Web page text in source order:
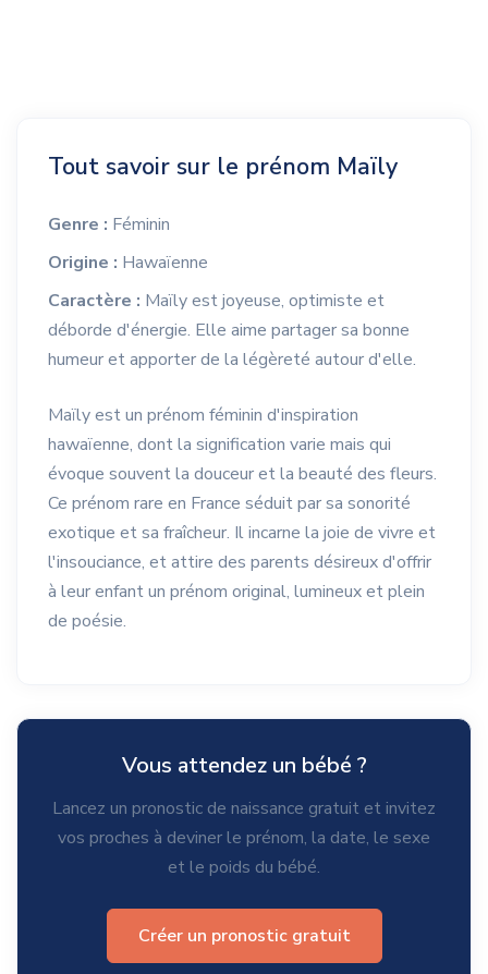
Tout savoir sur le prénom Maïly
Genre : Féminin
Origine : Hawaïenne
Caractère : Maïly est joyeuse, optimiste et
déborde d'énergie. Elle aime partager sa bonne
humeur et apporter de la légèreté autour d'elle.
Maïly est un prénom féminin d'inspiration
hawaïenne, dont la signification varie mais qui
évoque souvent la douceur et la beauté des fleurs.
Ce prénom rare en France séduit par sa sonorité
exotique et sa fraîcheur. Il incarne la joie de vivre et
l'insouciance, et attire des parents désireux d'offrir
à leur enfant un prénom original, lumineux et plein
de poésie.
Vous attendez un bébé ?
Lancez un pronostic de naissance gratuit et invitez
vos proches à deviner le prénom, la date, le sexe
et le poids du bébé.
Créer un pronostic gratuit